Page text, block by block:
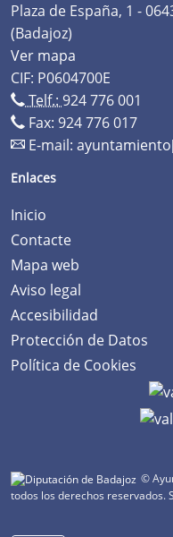
Plaza de España, 1 -
(Badajoz)
Ver mapa
CIF: P0604700E
Telf.: 924 776 001
Fax: 924 776 017
E-mail:
Enlaces
Inicio
Contacte
Mapa web
Aviso legal
Accesibilidad
Protección de Datos
Política de Cookies
©
todos los derechos reservados.